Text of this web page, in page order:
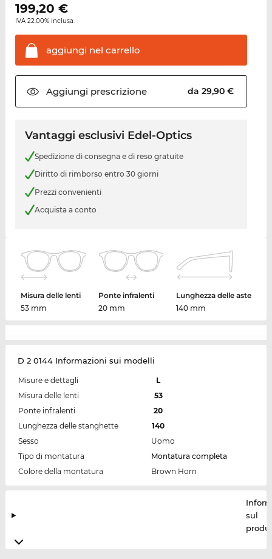
199,20 €
IVA 22.00% inclusa.
aggiungi nel carrello
Aggiungi prescrizione da 29,90 €
Vantaggi esclusivi Edel-Optics
Spedizione di consegna e di reso gratuite
Diritto di rimborso entro 30 giorni
Prezzi convenienti
Acquista a conto
Misura delle lenti
53 mm
Ponte infralenti
20 mm
Lunghezza delle aste
140 mm
D 2 0144 Informazioni sui modelli
Misure e dettagli
L
Misura delle lenti
53
Ponte infralenti
20
Lunghezza delle stanghette
140
Sesso
Uomo
Tipo di montatura
Montatura completa
Colore della montatura
Brown Horn
sul